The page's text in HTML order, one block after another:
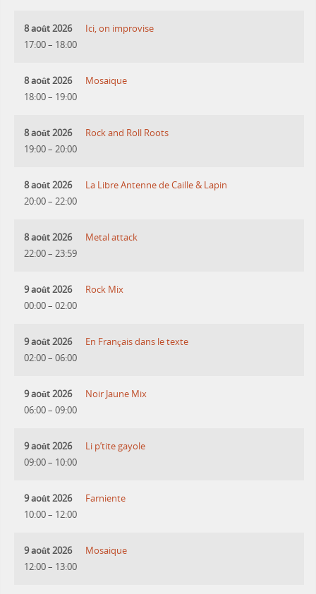
8 août 2026
17:00– 18:00
Ici, on improvise
8 août 2026
18:00– 19:00
Mosaique
8 août 2026
19:00– 20:00
Rock and Roll Roots
8 août 2026
20:00– 22:00
La Libre Antenne de Caille & Lapin
8 août 2026
22:00– 23:59
Metal attack
9 août 2026
00:00– 02:00
Rock Mix
9 août 2026
02:00– 06:00
En Français dans le texte
9 août 2026
06:00– 09:00
Noir Jaune Mix
9 août 2026
09:00– 10:00
Li p’tite gayole
9 août 2026
10:00– 12:00
Farniente
9 août 2026
12:00– 13:00
Mosaique